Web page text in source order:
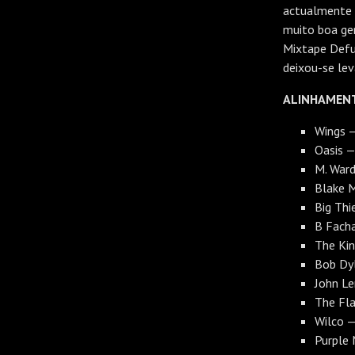
muito boa
Mixtape
deixou-se
Wings
Oasis
M.
Blake
Big
B
The
Bob
John
The
Wilco
Purple